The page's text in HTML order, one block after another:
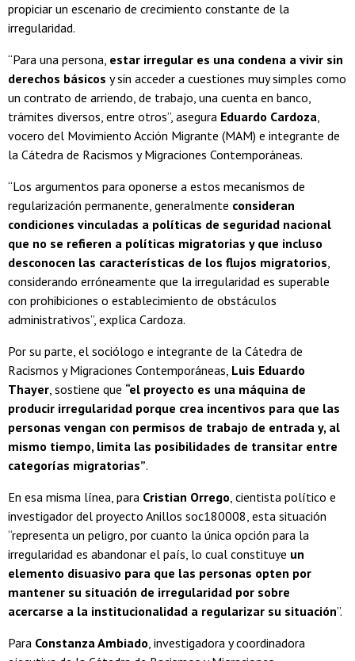
propiciar un escenario de crecimiento constante de la
irregularidad.
“Para una persona, estar irregular es una condena a vivir sin
derechos básicos y sin acceder a cuestiones muy simples como
un contrato de arriendo, de trabajo, una cuenta en banco,
trámites diversos, entre otros”, asegura Eduardo Cardoza,
vocero del Movimiento Acción Migrante (MAM) e integrante de
la Cátedra de Racismos y Migraciones Contemporáneas.
“Los argumentos para oponerse a estos mecanismos de
regularización permanente, generalmente consideran
condiciones vinculadas a políticas de seguridad nacional
que no se refieren a políticas migratorias y que incluso
desconocen las características de los flujos migratorios,
considerando erróneamente que la irregularidad es superable
con prohibiciones o establecimiento de obstáculos
administrativos”, explica Cardoza.
Por su parte, el sociólogo e integrante de la Cátedra de
Racismos y Migraciones Contemporáneas, Luis Eduardo
Thayer, sostiene que “el proyecto es una máquina de
producir irregularidad porque crea incentivos para que las
personas vengan con permisos de trabajo de entrada y, al
mismo tiempo, limita las posibilidades de transitar entre
categorías migratorias”.
En esa misma línea, para Cristian Orrego, cientista político e
investigador del proyecto Anillos soc180008, esta situación
“representa un peligro, por cuanto la única opción para la
irregularidad es abandonar el país, lo cual constituye un
elemento disuasivo para que las personas opten por
mantener su situación de irregularidad por sobre
acercarse a la institucionalidad a regularizar su situación”.
Para Constanza Ambiado, investigadora y coordinadora